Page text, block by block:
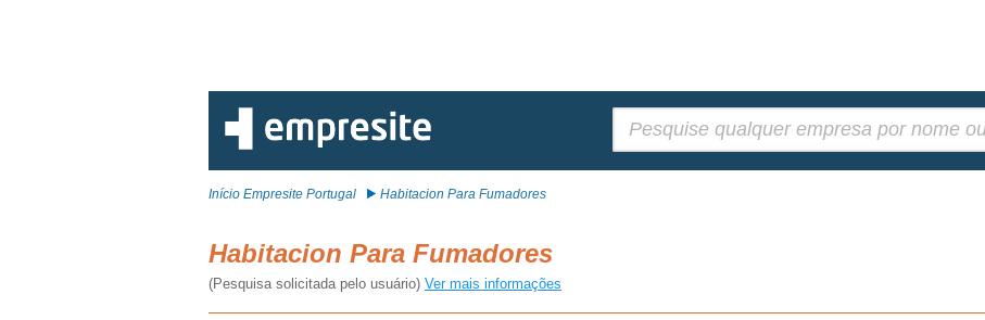
Início Empresite Portugal Habitacion Para Fumadores
Habitacion Para Fumadores
(Pesquisa solicitada pelo usuário) Ver mais informações